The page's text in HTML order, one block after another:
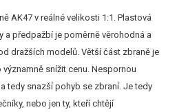
AK47 v reálné velikosti 1:1. Plastová
a předpažbí je poměrně věrohodná a
dražších modelů. Větší část zbraně je
snížit cenu. Nespornou
tedy snazší pohyb se zbraní. Je tedy
nebo jen ty, kteří chtějí